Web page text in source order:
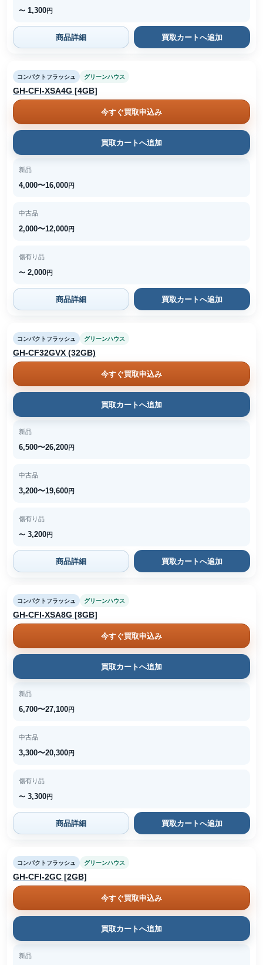
〜 1,300円
商品詳細 買取カートへ追加
コンパクトフラッシュ グリーンハウス
GH-CFI-XSA4G [4GB]
今すぐ買取申込み
買取カートへ追加
新品
4,000〜16,000円
中古品
2,000〜12,000円
傷有り品
〜 2,000円
商品詳細 買取カートへ追加
コンパクトフラッシュ グリーンハウス
GH-CF32GVX (32GB)
今すぐ買取申込み
買取カートへ追加
新品
6,500〜26,200円
中古品
3,200〜19,600円
傷有り品
〜 3,200円
商品詳細 買取カートへ追加
コンパクトフラッシュ グリーンハウス
GH-CFI-XSA8G [8GB]
今すぐ買取申込み
買取カートへ追加
新品
6,700〜27,100円
中古品
3,300〜20,300円
傷有り品
〜 3,300円
商品詳細 買取カートへ追加
コンパクトフラッシュ グリーンハウス
GH-CFI-2GC [2GB]
今すぐ買取申込み
買取カートへ追加
新品